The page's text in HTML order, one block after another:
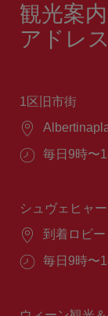
観光案内
アドレ
1区旧市街
場
営
間：
毎日9時〜
シュヴェヒャ
場
到着ロビー
営
間：
毎日9時〜